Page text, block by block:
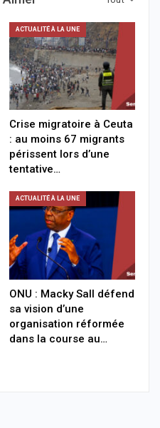
ACTUALITÉ À LA UNE
Crise migratoire à Ceuta
: au moins 67 migrants
périssent lors d’une
tentative…
ACTUALITÉ À LA UNE
ONU : Macky Sall défend
sa vision d’une
organisation réformée
dans la course au…